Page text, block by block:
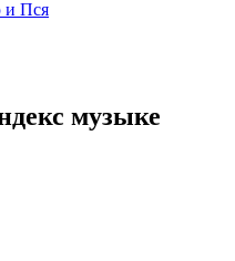
и Пся
музыке